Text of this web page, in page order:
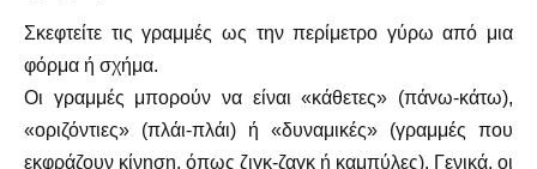
Σκεφτείτε τις γραμμές ως την περίμετρο γύρω από μια
φόρμα ή σχήμα.
Οι γραμμές μπορούν να είναι «κάθετες» (πάνω-κάτω),
«οριζόντιες» (πλάι-πλάι) ή «δυναμικές» (γραμμές που
εκφράζουν κίνηση, όπως ζιγκ-ζαγκ ή καμπύλες). Γενικά, οι